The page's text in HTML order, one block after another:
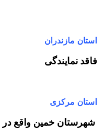
استان مازندران
فاقد نمایندگی
استان مرکزی
شهرستان خمین واقع